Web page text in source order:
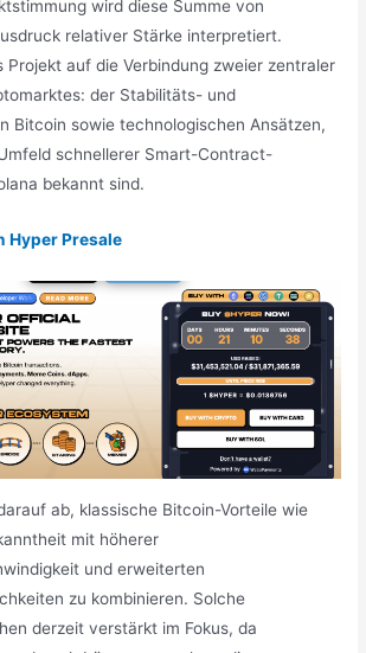
wird diese Summe von
relativer Stärke interpretiert.
Projekt auf die Verbindung zweier zentraler
der Stabilitäts- und
Bitcoin sowie technologischen Ansätzen,
schnellerer Smart-Contract-
bekannt sind.
Hyper Presale
ab, klassische Bitcoin-Vorteile wie
mit höherer
und erweiterten
zu kombinieren. Solche
derzeit verstärkt im Fokus, da